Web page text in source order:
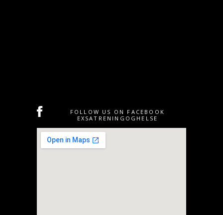
FOLLOW US ON FACEBOOK
EXSATRENINGOGHELSE